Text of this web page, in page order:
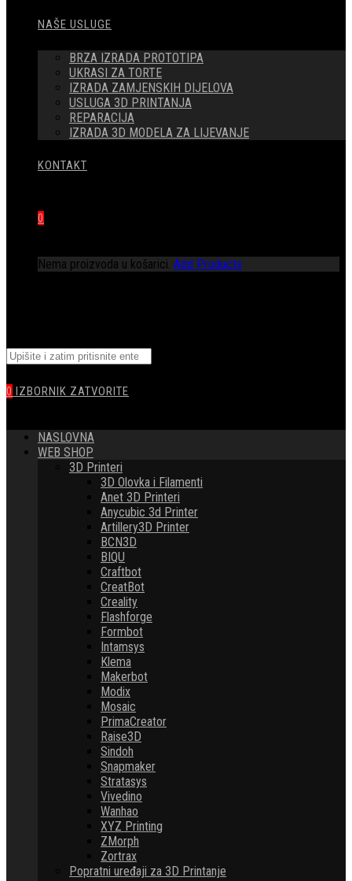
NAŠE USLUGE
BRZA IZRADA PROTOTIPA
UKRASI ZA TORTE
IZRADA ZAMJENSKIH DIJELOVA
USLUGA 3D PRINTANJA
REPARACIJA
IZRADA 3D MODELA ZA LIJEVANJE
KONTAKT
0
Nema proizvoda u košarici. Add Products
WEBSITE
Pretražite
ovu
web
stranicu
0 IZBORNIK ZATVORITE
NASLOVNA
WEB SHOP
3D Printeri
3D Olovka i Filamenti
Anet 3D Printeri
Anycubic 3d Printer
Artillery3D Printer
BCN3D
BIQU
Craftbot
CreatBot
Creality
Flashforge
Formbot
Intamsys
Klema
Makerbot
Modix
Mosaic
PrimaCreator
Raise3D
Sindoh
Snapmaker
Stratasys
Vivedino
Wanhao
XYZ Printing
ZMorph
Zortrax
Popratni uređaji za 3D Printanje